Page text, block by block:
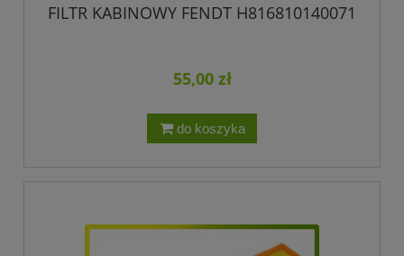
FILTR KABINOWY FENDT H816810140071
55,00 zł
do koszyka